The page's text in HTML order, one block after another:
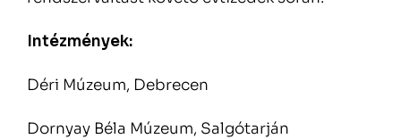
Intézmények:
Déri Múzeum, Debrecen
Dornyay Béla Múzeum, Salgótarján